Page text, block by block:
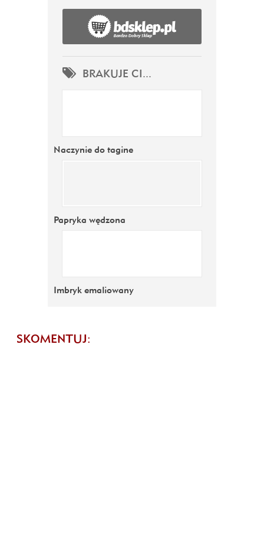
BRAKUJE CI...
Naczynie do tagine
Papryka wędzona
Imbryk emaliowany
SKOMENTUJ: